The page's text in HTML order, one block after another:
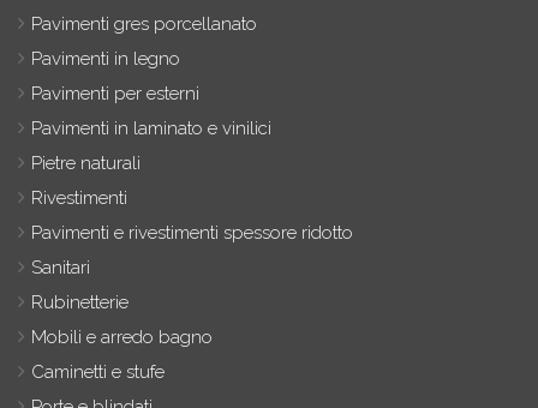
Pavimenti gres porcellanato
Pavimenti in legno
Pavimenti per esterni
Pavimenti in laminato e vinilici
Pietre naturali
Rivestimenti
Pavimenti e rivestimenti spessore ridotto
Sanitari
Rubinetterie
Mobili e arredo bagno
Caminetti e stufe